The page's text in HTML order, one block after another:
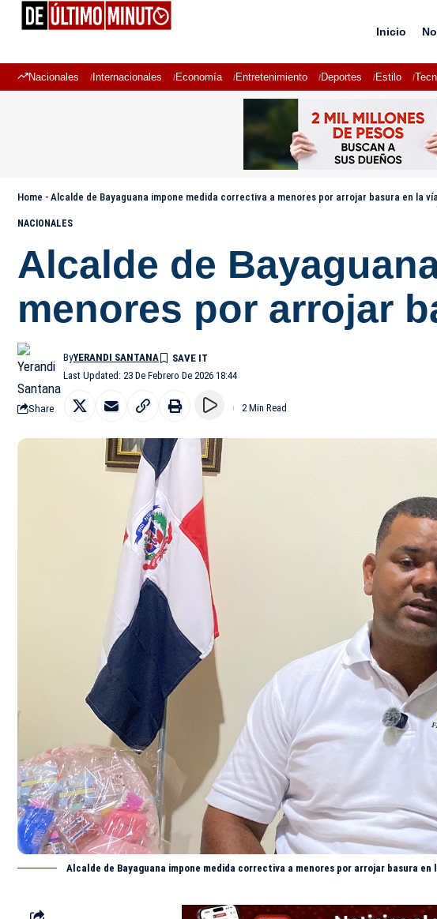
Inicio
Nacionales Internacionales Economía Entretenimiento Deportes Estilo
Home - Alcalde de Bayaguana impone medida correctiva a menores por arrojar basura en la
NACIONALES
Alcalde de
menores por arrojar
Last Updated: 23 De Febrero De 2026 18:44
ByYERANDI SANTANA
Share 2 Min Read
Alcalde de Bayaguana impone medida correctiva a menores por arrojar basura en